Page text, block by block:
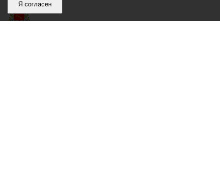
Я согласен